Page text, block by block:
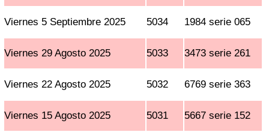
Viernes 5 Septiembre 2025 5034 1984 serie 065
Viernes 29 Agosto 2025 5033 3473 serie 261
Viernes 22 Agosto 2025 5032 6769 serie 363
Viernes 15 Agosto 2025 5031 5667 serie 152